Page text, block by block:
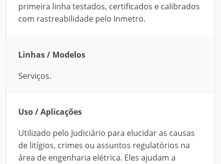
primeira linha testados, certificados e calibrados
com rastreabilidade pelo Inmetro.
Linhas / Modelos
Serviços.
Uso / Aplicações
Utilizado pelo Judiciário para elucidar as causas
de litígios, crimes ou assuntos regulatórios na
área de engenharia elétrica. Eles ajudam a